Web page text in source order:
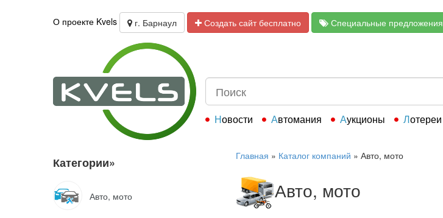
О проекте Kvels г. Барнаул Создать сайт бесплатно Специальные предложения
Новости Автомания Аукционы Лотереи
Категории»
Авто, мото
Главная » Каталог компаний » Авто, мото
Авто, мото